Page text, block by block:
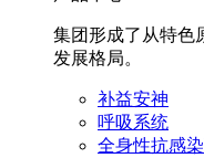
集团形成了从特色
发展格局。
补益安神
呼吸系统
全身性抗感